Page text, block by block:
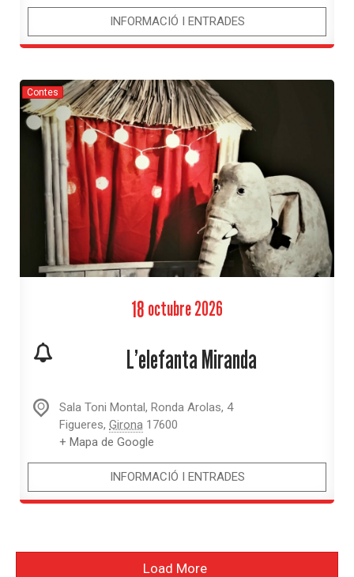
INFORMACIÓ I ENTRADES
Contes
18 octubre2026
L’elefanta Miranda
Sala Toni Montal, Ronda Arolas, 4
Figueres, Girona 17600
+ Mapa de Google
INFORMACIÓ I ENTRADES
Load More